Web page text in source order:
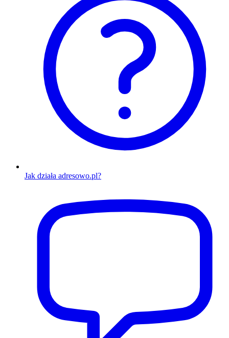
Jak działa adresowo.pl?